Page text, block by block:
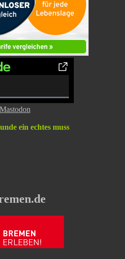
0%
Complete
Mastodon
ein echtes muss